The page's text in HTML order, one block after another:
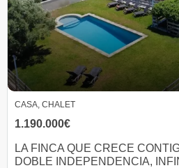
CASA, CHALET
1.190.000€
LA FINCA QUE CRECE
DOBLE INDEPENDENCIA,